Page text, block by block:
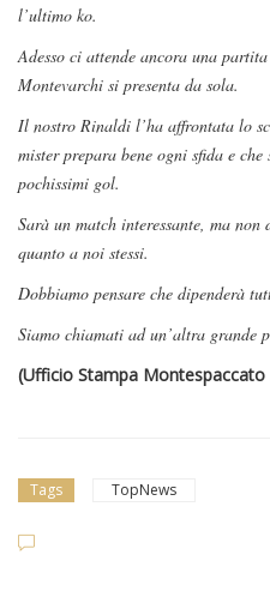
l’ultimo ko.
Adesso ci attende ancora una
Montevarchi si presenta da sola.
Il nostro Rinaldi l’ha affrontata lo
mister prepara bene ogni sfida e che
pochissimi gol.
Sarà un match interessante, ma
quanto a noi stessi.
Dobbiamo pensare che dipenderà
Siamo chiamati ad un’altra grande
(Ufficio Stampa Montespaccato
Tags TopNews